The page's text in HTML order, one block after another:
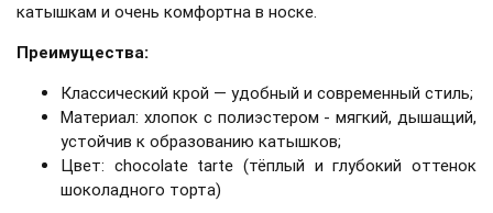
катышкам и очень комфортна в носке.
Преимущества:
Классический крой — удобный и современный стиль;
Материал: хлопок с полиэстером - мягкий, дышащий,
устойчив к образованию катышков;
Цвет: chocolate tarte (тёплый и глубокий оттенок
шоколадного торта)